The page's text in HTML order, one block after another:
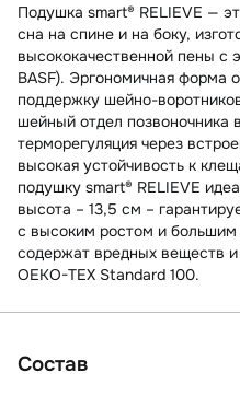
Подушка smart® RELIEVE —
сна на спине и на боку,
высококачественной пены с
BASF). Эргономичная форма
поддержку шейно-
шейный отдел позвоночника
терморегуляция через
высокая устойчивость к
подушку smart® RELIEVE
высота – 13,5 см –
с высоким ростом и
содержат вредных веществ
OEKO-TEX Standard 100.
Состав